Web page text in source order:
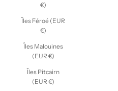
€)
Îles Féroé (EUR
€)
Îles Malouines
(EUR €)
Îles Pitcairn
(EUR €)